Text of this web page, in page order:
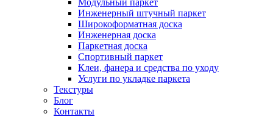
Модульный паркет
Инженерный штучный паркет
Широкоформатная доска
Инженерная доска
Паркетная доска
Спортивный паркет
Клеи, фанера и средства по уходу
Услуги по укладке паркета
Текстуры
Блог
Контакты